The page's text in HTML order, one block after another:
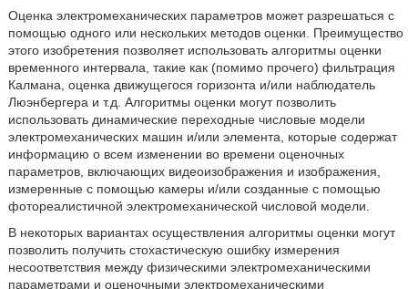
Оценка электромеханических параметров может разрешаться с
помощью одного или нескольких методов оценки. Преимущество
этого изобретения позволяет использовать алгоритмы оценки
временного интервала, такие как (помимо прочего) фильтрация
Калмана, оценка движущегося горизонта и/или наблюдатель
Люэнбергера и т.д. Алгоритмы оценки могут позволить
использовать динамические переходные числовые модели
электромеханических машин и/или элемента, которые содержат
информацию о всем изменении во времени оценочных
параметров, включающих видеоизображения и изображения,
измеренные с помощью камеры и/или созданные с помощью
фотореалистичной электромеханической числовой модели.
В некоторых вариантах осуществления алгоритмы оценки могут
позволить получить стохастическую ошибку измерения
несоответствия между физическими электромеханическими
параметрами и оценочными электромеханическими